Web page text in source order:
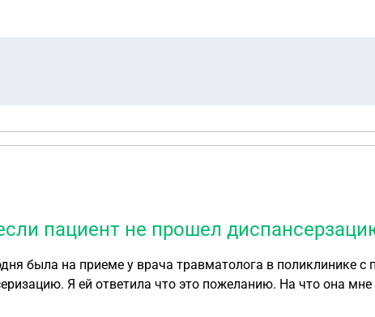
пациент не прошел
была на приеме у врача травматолога в поликлинике
Я ей ответила что это пожеланию. На что она
обязательной ? И вправе ли врачи не принимать,